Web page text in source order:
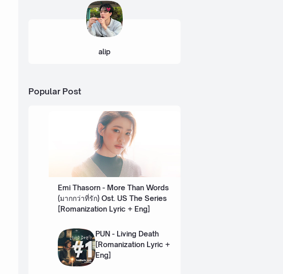
alip
Popular Post
Emi Thasorn - More Than Words
(มากกว่าที่รัก) Ost. US The Series
[Romanization Lyric + Eng]
PUN - Living Death
[Romanization Lyric +
Eng]